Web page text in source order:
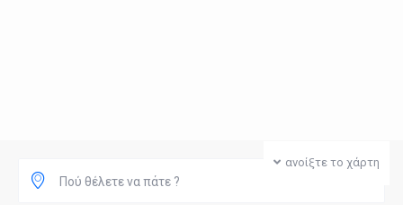
ανοίξτε το χάρτη
Πού θέλετε να πάτε ?